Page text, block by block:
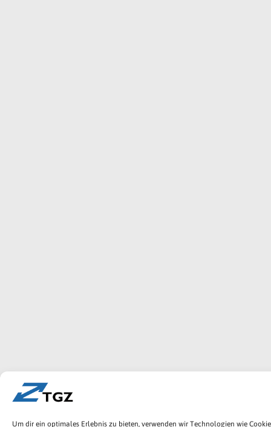
Um dir ein optimales Erlebnis zu bieten, verwenden wir Technologien wie